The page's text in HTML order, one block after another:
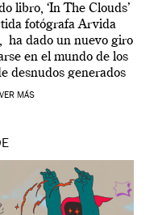
libro, ‘In The Clouds’
fotógrafa Arvida
ha dado un nuevo giro
en el mundo de los
desnudos generados
VER MÁS